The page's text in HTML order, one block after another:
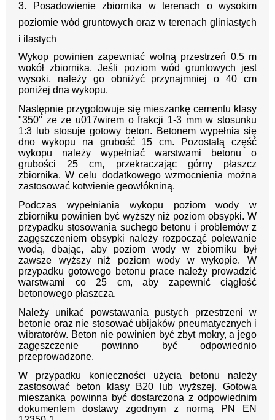
3. Posadowienie zbiornika w terenach o wysokim
poziomie wód gruntowych oraz w terenach gliniastych
i ilastych
Wykop powinien zapewniać wolną przestrzeń 0,5 m
wokół zbiornika. Jeśli poziom wód gruntowych jest
wysoki, należy go obniżyć przynajmniej o 40 cm
poniżej dna wykopu.
Następnie przygotowuje się mieszankę cementu klasy
"350" ze ze u017wirem o frakcji 1-3 mm w stosunku
1:3 lub stosuje gotowy beton. Betonem wypełnia się
dno wykopu na grubość 15 cm. Pozostałą część
wykopu należy wypełniać warstwami betonu o
grubości 25 cm, przekraczając górny płaszcz
zbiornika. W celu dodatkowego wzmocnienia można
zastosować kotwienie geowłókniną.
Podczas wypełniania wykopu poziom wody w
zbiorniku powinien być wyższy niż poziom obsypki. W
przypadku stosowania suchego betonu i problemów z
zagęszczeniem obsypki należy rozpocząć polewanie
wodą, dbając, aby poziom wody w zbiorniku był
zawsze wyższy niż poziom wody w wykopie. W
przypadku gotowego betonu prace należy prowadzić
warstwami co 25 cm, aby zapewnić ciągłość
betonowego płaszcza.
Należy unikać powstawania pustych przestrzeni w
betonie oraz nie stosować ubijaków pneumatycznych i
wibratorów. Beton nie powinien być zbyt mokry, a jego
zagęszczenie powinno być odpowiednio
przeprowadzone.
W przypadku konieczności użycia betonu należy
zastosować beton klasy B20 lub wyższej. Gotowa
mieszanka powinna być dostarczona z odpowiednim
dokumentem dostawy zgodnym z normą PN EN